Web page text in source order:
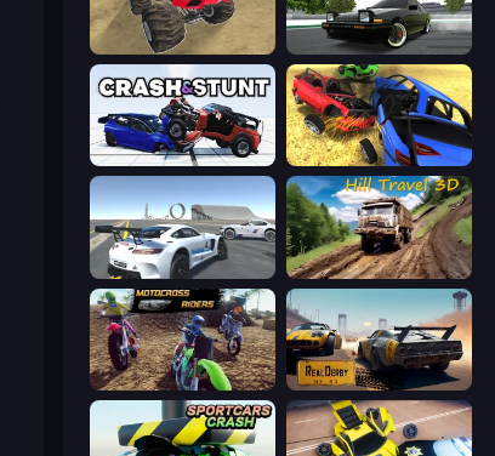
Drift Hunters
Crash & Stunt Car Crash Simulator Royale
Hill Travel 3D
MotoCross Riders RealDerby - Crash Day